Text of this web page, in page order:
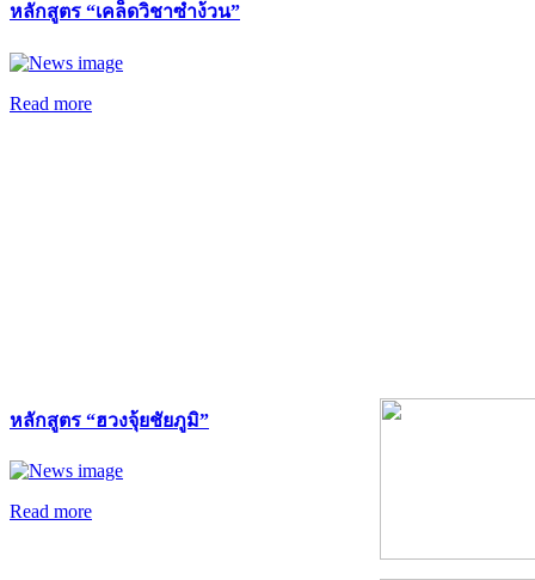
หลักสูตร “เคล็ดวิชาซำง้วน”
Read more
หลักสูตร “ฮวงจุ้ยชัยภูมิ”
Read more